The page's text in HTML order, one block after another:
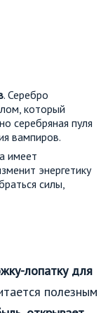
. Серебро
который
серебряная пуля
вампиров.
имеет
энергетику
силы,
лопатку для
полезным